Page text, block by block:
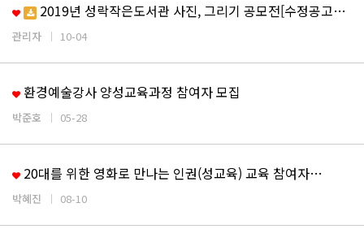
2019년 성락작은도서관 사진, 그리기 공모전[수정공고…
관리자 10-04
환경예술강사 양성교육과정 참여자 모집
박준호 05-28
20대를 위한 영화로 만나는 인권(성교육) 교육 참여자…
박혜진 08-10